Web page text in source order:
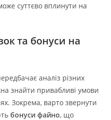
суттєво вплинути на
та бонуси на
аналіз різних
знайти привабливі умови
Зокрема, варто звернути
бонуси файно, що